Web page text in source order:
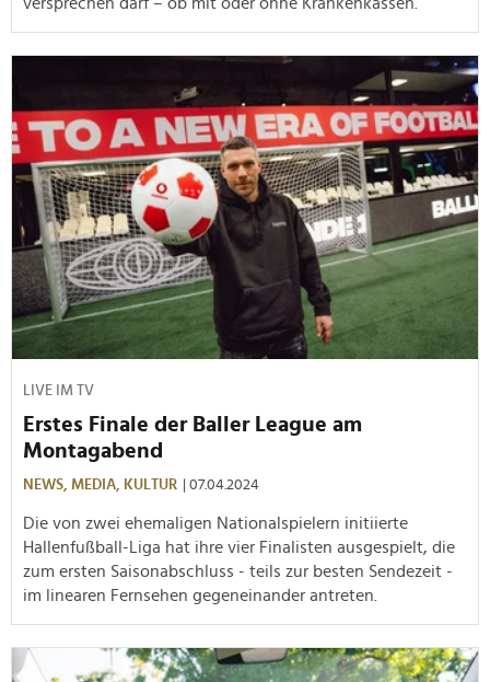
LIVE IM TV
Erstes Finale der Baller League am
Montagabend
NEWS, MEDIA, KULTUR | 07.04.2024
Die von zwei ehemaligen Nationalspielern initiierte
Hallenfußball-Liga hat ihre vier Finalisten ausgespielt, die
zum ersten Saisonabschluss - teils zur besten Sendezeit -
im linearen Fernsehen gegeneinander antreten.